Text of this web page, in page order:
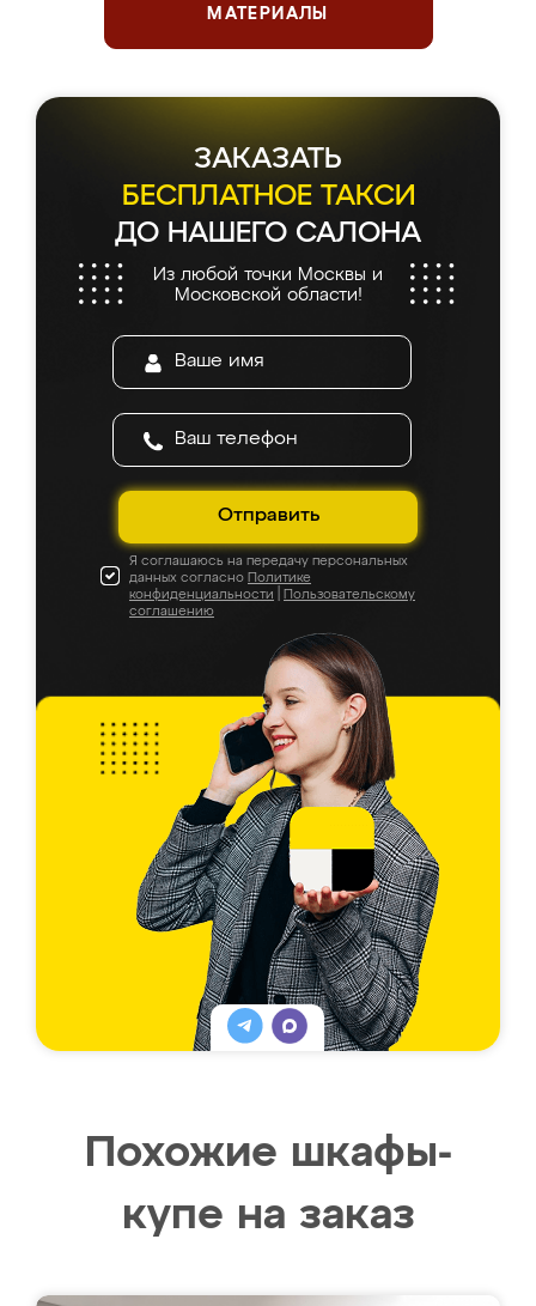
МАТЕРИАЛЫ
ЗАКАЗАТЬ
БЕСПЛАТНОЕ ТАКСИ
ДО НАШЕГО САЛОНА
Из любой точки Москвы и
Московской области!
Отправить
Я соглашаюсь на передачу персональных
данных согласно Политике
конфиденциальности
Пользовательскому
соглашению
Похожие шкафы-
купе на заказ